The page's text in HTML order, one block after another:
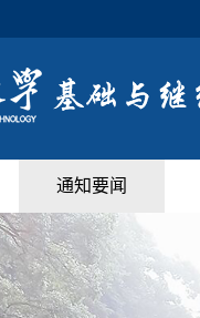
通知要闻